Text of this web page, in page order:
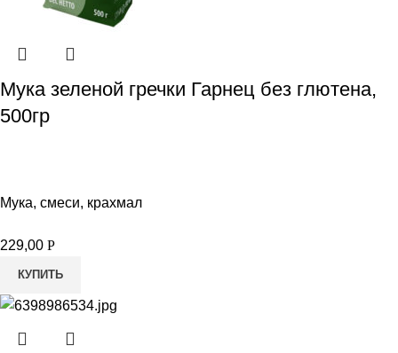
Мука зеленой гречки Гарнец без глютена,
500гр
Мука, смеси, крахмал
229,00 Р
КУПИТЬ